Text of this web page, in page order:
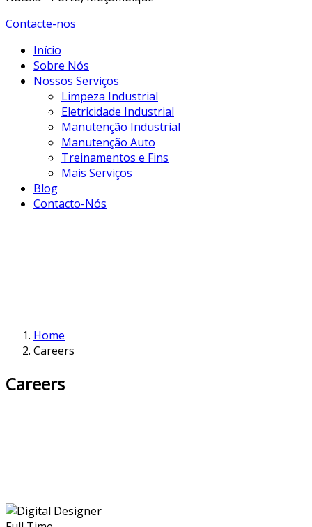
Contacte-nos
Início
Sobre Nós
Nossos Serviços
Limpeza Industrial
Eletricidade Industrial
Manutenção Industrial
Manutenção Auto
Treinamentos e Fins
Mais Serviços
Blog
Contacto-Nós
Home
Careers
Careers